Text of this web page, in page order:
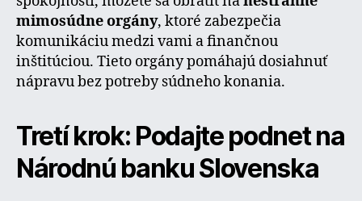
mimosúdne orgány, ktoré zabezpečia
komunikáciu medzi vami a finančnou
inštitúciou. Tieto orgány pomáhajú dosiahnuť
nápravu bez potreby súdneho konania.
Tretí krok: Podajte podnet na
Národnú banku Slovenska